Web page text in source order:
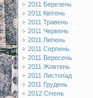
2011 Березень
2011 Квітень
2011 Травень
2011 Червень
2011 Липень
2011 Серпень
2011 Вересень
2011 Жовтень
2011 Листопад
2011 Грудень
2012 Січень